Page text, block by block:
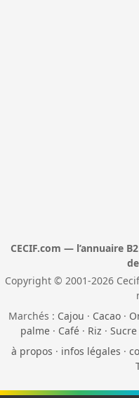
CECIF.com — l’annuaire
Copyright © 2001-2026
Marchés : Cajou · Cacao ·
palme· Café· Riz · Sucre
à propos · infos légales ·